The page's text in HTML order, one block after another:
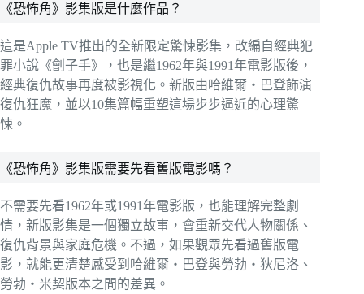
《恐怖角》影集版是什麼作品？
這是Apple TV推出的全新限定驚悚影集，改編自經典犯
罪小說《劊子手》，也是繼1962年與1991年電影版後，
經典復仇故事再度被影視化。新版由哈維爾・巴登飾演
復仇狂魔，並以10集篇幅重塑這場步步逼近的心理驚
悚。
《恐怖角》影集版需要先看舊版電影嗎？
不需要先看1962年或1991年電影版，也能理解完整劇
情，新版影集是一個獨立故事，會重新交代人物關係、
復仇背景與家庭危機。不過，如果觀眾先看過舊版電
影，就能更清楚感受到哈維爾・巴登與勞勃・狄尼洛、
勞勃・米契版本之間的差異。